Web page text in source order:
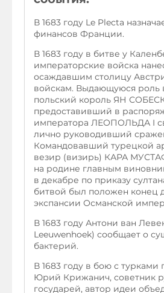
В 1683 году Le Plecta
финансов Франции.
В 1683 году в битве у
императорские войска
осаждавшим столицу
войскам. Выдающуюся роль
польский король ЯН
предоставивший в
императора ЛЕОПОЛЬДА I
лично руководивший
Командовавший турецкой
везир (визирь) КАРА
на родине главным
в декабре по приказу
битвой был положен конец
экспансии Османской
В 1683 году Антони ван
Leeuwenhoek) сообщает о
бактерий.
В 1683 году в бою с турками
Юрий Крижанич, советник
государей, автор идеи